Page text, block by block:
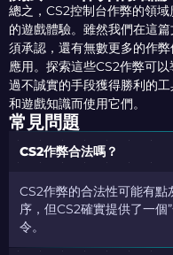
總之，CS2控制台作弊的領
的遊戲體驗。雖然我們在這
須承認，還有無數更多的作
應用。探索這些CS2作弊可
過不誠實的手段獲得勝利的
和遊戲知識而使用它們。
常見問題
CS2作弊合法嗎？
CS2作弊的合法性可能有
序，但CS2確實提供了一個
令。